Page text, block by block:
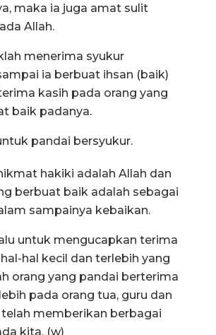
maka ia juga amat sulit
Allah.
menerima syukur
ia berbuat ihsan (baik)
kasih pada orang yang
baik padanya.
pandai bersyukur.
hakiki adalah Allah dan
berbuat baik adalah sebagai
sampainya kebaikan.
untuk mengucapkan terima
hal kecil dan terlebih yang
orang yang pandai berterima
pada orang tua, guru dan
memberikan berbagai
kita. (w)